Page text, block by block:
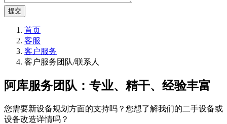
提交
首页
客服
客户服务
客户服务团队/联系人
阿库服务团队：专业、精干、经验丰富
您需要新设备规划方面的支持吗？您想了解我们的二手设备或
设备改造详情吗？